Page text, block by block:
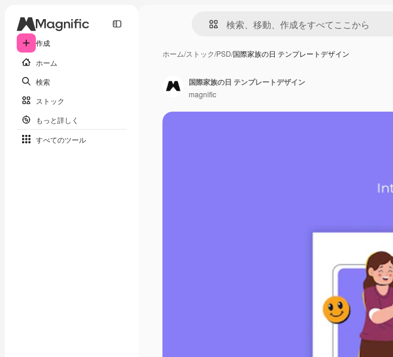
作成
ホーム
検索
ストック
もっと詳しく
すべてのツール
ホーム/ストック/PSD/国際家族の日 テンプレートデザイン
国際家族の日 テンプレートデザイン
magnific